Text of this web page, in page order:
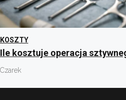
KOSZTY
Ile kosztuje operacja
Czarek